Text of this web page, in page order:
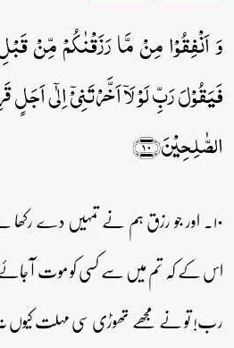
وَ اَنۡفِقُوۡا مِنۡ مَّا رَزَقۡنٰکُمۡ مِّنۡ
فَیَقُوۡلَ رَبِّ لَوۡ لَاۤ اَخَّرۡتَنِیۡۤ اِلٰۤی
الصّٰلِحِیۡنَ﴿۱۰﴾
۱۰۔ اور جو رزق ہم نے تمہیں دے
اس کے کہ تم میں سے کسی کو موت آ
رب! تو نے مجھے تھوڑی سی مہلت کیوں نہ